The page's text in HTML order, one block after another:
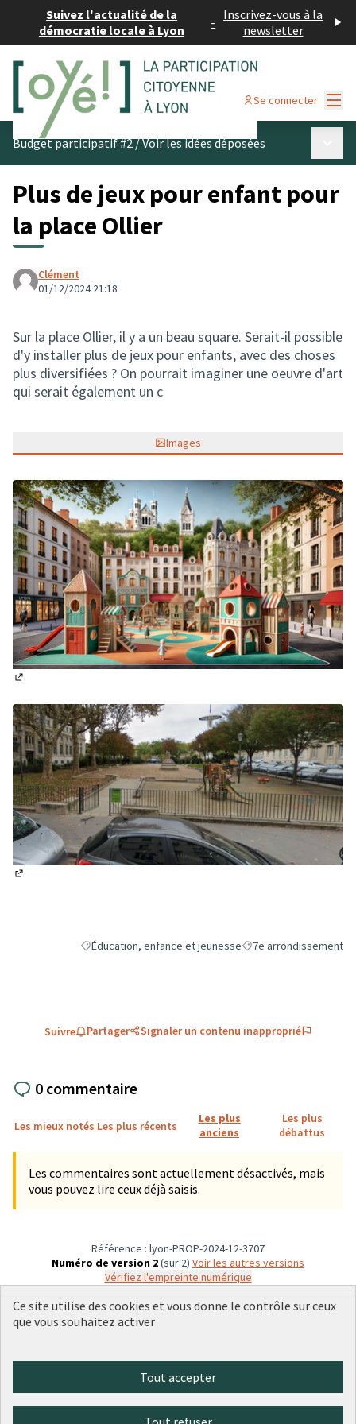
Suivez l'actualité de la
démocratie locale à Lyon
- Inscrivez-vous à la
newsletter
Se connecter
Budget participatif #2/Voir les idées déposées
Plus de jeux pour enfant pour
la place Ollier
Clément
01/12/2024 21:18
Sur la place Ollier, il y a un beau square. Serait-il possible
d'y installer plus de jeux pour enfants, avec des choses
plus diversifiées ? On pourrait imaginer une oeuvre d'art
qui serait également un c
Images
Filtrer les résultats de la catégorie : Éducation, enfance
Éducation, enfance et jeunesseFiltrer les résultats
7e arrondissement
Suivre Partager Signaler un contenu inapproprié
0 commentaire
Les mieux notés Les plus récents
Les plus
anciens
Les plus
débattus
Les commentaires sont actuellement désactivés, mais
vous pouvez lire ceux déjà saisis.
Référence : lyon-PROP-2024-12-3707
Numéro de version 2(sur 2)
voir les autres versions
Vérifiez l'empreinte numérique
(Lien externe)
(Lien externe)
(Lien externe)
(Lien externe)
(Lien externe)
Ce site utilise des cookies et vous donne le contrôle sur ceux
que vous souhaitez activer
Tout accepter